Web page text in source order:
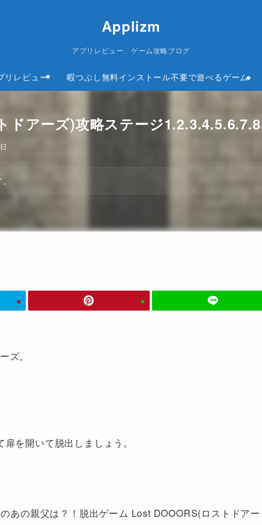
Applizm
アプリレビュー、ゲーム攻略ブログ
リレビュー 暇つぶし無料インストール不要で遊べるゲーム
アーズ)攻略ステージ
ズ。
を開いて脱出しましょう。
あの親父は？！脱出ゲーム Lost DOOORS(ロストドアー